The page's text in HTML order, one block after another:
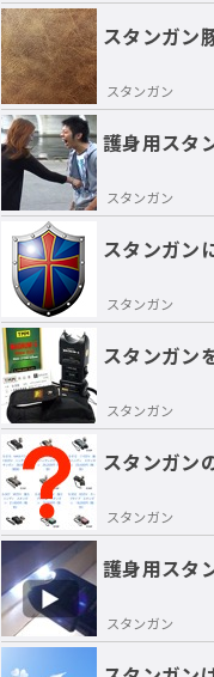
スタンガン
スタンガン
護身用スタ
スタンガン
スタンガン
スタンガン
スタンガン
スタンガン
スタンガン
スタンガン
護身用スタ
スタンガン